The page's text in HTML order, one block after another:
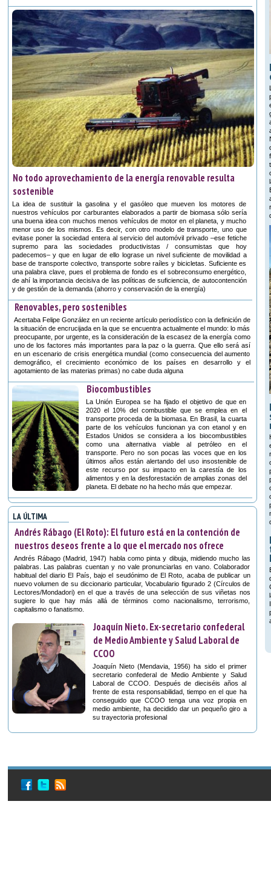
No todo aprovechamiento de la energía renovable resulta
sostenible
La idea de sustituir la gasolina y el gasóleo que mueven los motores de
nuestros vehículos por carburantes elaborados a partir de biomasa sólo sería
una buena idea con muchos menos vehículos de motor en el planeta, y mucho
menor uso de los mismos. Es decir, con otro modelo de transporte, uno que
evitase poner la sociedad entera al servicio del automóvil privado –ese fetiche
supremo para las sociedades productivistas / consumistas que hoy
padecemos– y que en lugar de ello lograse un nivel suficiente de movilidad a
base de transporte colectivo, transporte sobre raíles y bicicletas. Suficiente es
una palabra clave, pues el problema de fondo es el sobreconsumo energético,
de ahí la importancia decisiva de las políticas de suficiencia, de autocontención
y de gestión de la demanda (ahorro y conservación de la energía)
Renovables, pero sostenibles
Acertaba Felipe González en un reciente artículo periodístico con la definición de
la situación de encrucijada en la que se encuentra actualmente el mundo: lo más
preocupante, por urgente, es la consideración de la escasez de la energía como
uno de los factores más importantes para la paz o la guerra. Que ello será así
en un escenario de crisis energética mundial (como consecuencia del aumento
demográfico, el crecimiento económico de los países en desarrollo y el
agotamiento de las materias primas) no cabe duda alguna
Biocombustibles
La Unión Europea se ha fijado el objetivo de que en
2020 el 10% del combustible que se emplea en el
transporte proceda de la biomasa. En Brasil, la cuarta
parte de los vehículos funcionan ya con etanol y en
Estados Unidos se considera a los biocombustibles
como una alternativa viable al petróleo en el
transporte. Pero no son pocas las voces que en los
últimos años están alertando del uso insostenible de
este recurso por su impacto en la carestía de los
alimentos y en la desforestación de amplias zonas del
planeta. El debate no ha hecho más que empezar.
LA ÚLTIMA
Andrés Rábago (El Roto): El futuro está en la contención de
nuestros deseos frente a lo que el mercado nos ofrece
Andrés Rábago (Madrid, 1947) habla como pinta y dibuja, midiendo mucho las
palabras. Las palabras cuentan y no vale pronunciarlas en vano. Colaborador
habitual del diario El País, bajo el seudónimo de El Roto, acaba de publicar un
nuevo volumen de su diccionario particular, Vocabulario figurado 2 (Círculos de
Lectores/Mondadori) en el que a través de una selección de sus viñetas nos
sugiere lo que hay más allá de términos como nacionalismo, terrorismo,
capitalismo o fanatismo.
Joaquín Nieto. Ex-secretario confederal
de Medio Ambiente y Salud Laboral de
CCOO
Joaquín Nieto (Mendavia, 1956) ha sido el primer
secretario confederal de Medio Ambiente y Salud
Laboral de CCOO. Después de dieciséis años al
frente de esta responsabilidad, tiempo en el que ha
conseguido que CCOO tenga una voz propia en
medio ambiente, ha decidido dar un pequeño giro a
su trayectoria profesional